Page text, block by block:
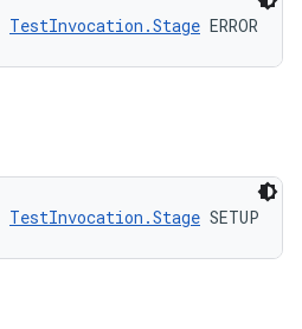
TestInvocation.Stage ERROR
TestInvocation.Stage SETUP